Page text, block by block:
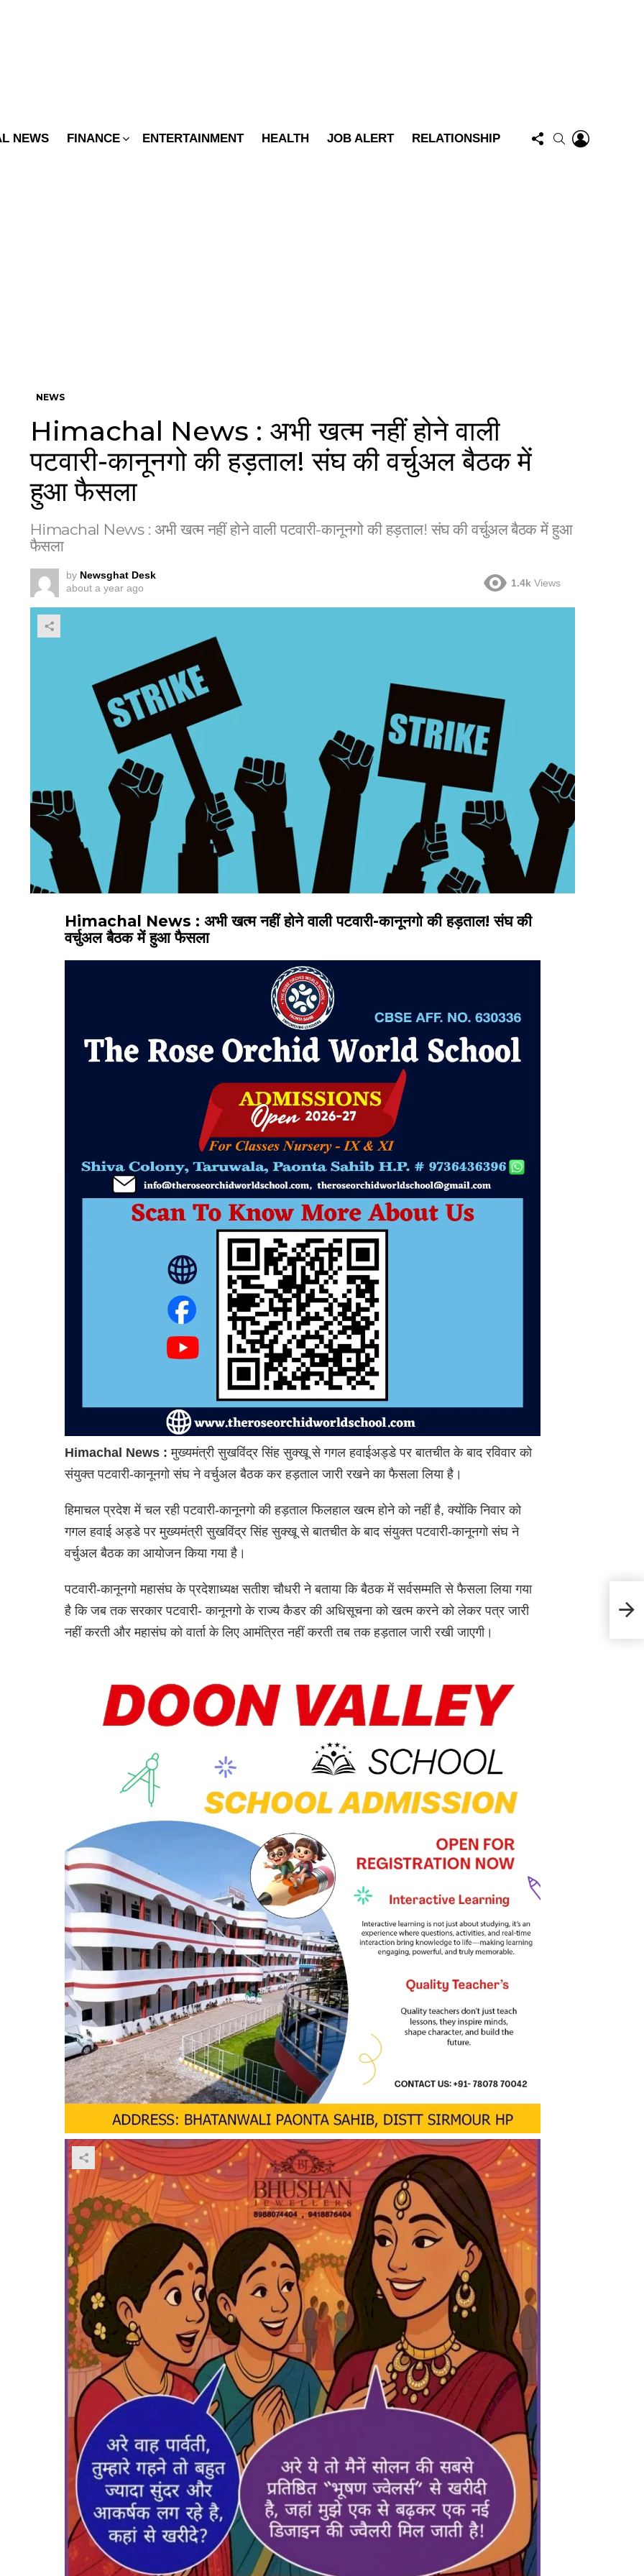
NEWS FINANCE ENTERTAINMENT HEALTH JOB ALERT RELATIONSHIP
FOLLOW
US
SEARCH
NEWS
Himachal News : अभी खत्म नहीं होने वाली
पटवारी-कानूनगो की हड़ताल! संघ की वर्चुअल बैठक में
हुआ फैसला
Himachal News : अभी खत्म नहीं होने वाली पटवारी-कानूनगो की हड़ताल! संघ की वर्चुअल बैठक में हुआ
फैसला
by Newsghat Desk
about a year ago
1.4k Views
Himachal News : अभी खत्म नहीं होने वाली पटवारी-कानूनगो की हड़ताल! संघ की
वर्चुअल बैठक में हुआ फैसला
Himachal News : मुख्यमंत्री सुखविंद्र सिंह सुक्खू से गगल हवाईअड्डे पर बातचीत के बाद रविवार को
संयुक्त पटवारी-कानूनगो संघ ने वर्चुअल बैठक कर हड़ताल जारी रखने का फैसला लिया है।
हिमाचल प्रदेश में चल रही पटवारी-कानूनगो की हड़ताल फिलहाल खत्म होने को नहीं है, क्योंकि निवार को
गगल हवाई अड्डे पर मुख्यमंत्री सुखविंद्र सिंह सुक्खू से बातचीत के बाद संयुक्त पटवारी-कानूनगो संघ ने
वर्चुअल बैठक का आयोजन किया गया है।
पटवारी-कानूनगो महासंघ के प्रदेशाध्यक्ष सतीश चौधरी ने बताया कि बैठक में सर्वसम्मति से फैसला लिया गया
है कि जब तक सरकार पटवारी- कानूनगो के राज्य कैडर की अधिसूचना को खत्म करने को लेकर पत्र जारी
नहीं करती और महासंघ को वार्ता के लिए आमंत्रित नहीं करती तब तक हड़ताल जारी रखी जाएगी।